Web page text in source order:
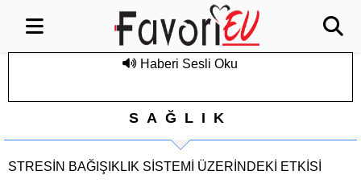
Haberi Sesli Oku
SAĞLIK
STRESIN BAĞIŞIKLIK SISTEMI ÜZERINDEKI ETKISI